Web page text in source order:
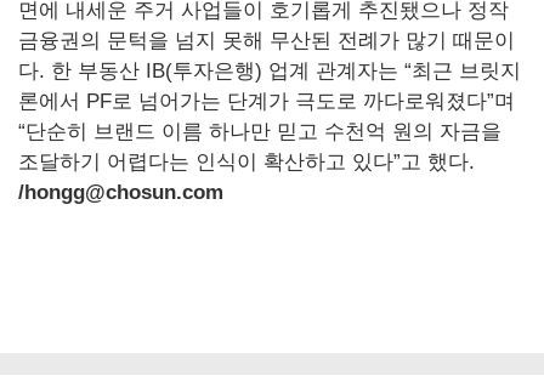
면에 내세운 주거 사업들이 호기롭게 추진됐으나 정작
금융권의 문턱을 넘지 못해 무산된 전례가 많기 때문이
다. 한 부동산 IB(투자은행) 업계 관계자는 “최근 브릿지
론에서 PF로 넘어가는 단계가 극도로 까다로워졌다”며
“단순히 브랜드 이름 하나만 믿고 수천억 원의 자금을
조달하기 어렵다는 인식이 확산하고 있다”고 했다.
/hongg@chosun.com